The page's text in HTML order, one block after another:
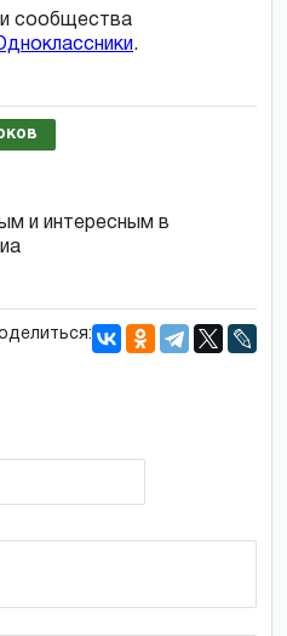
сообщества
.
и интересным в